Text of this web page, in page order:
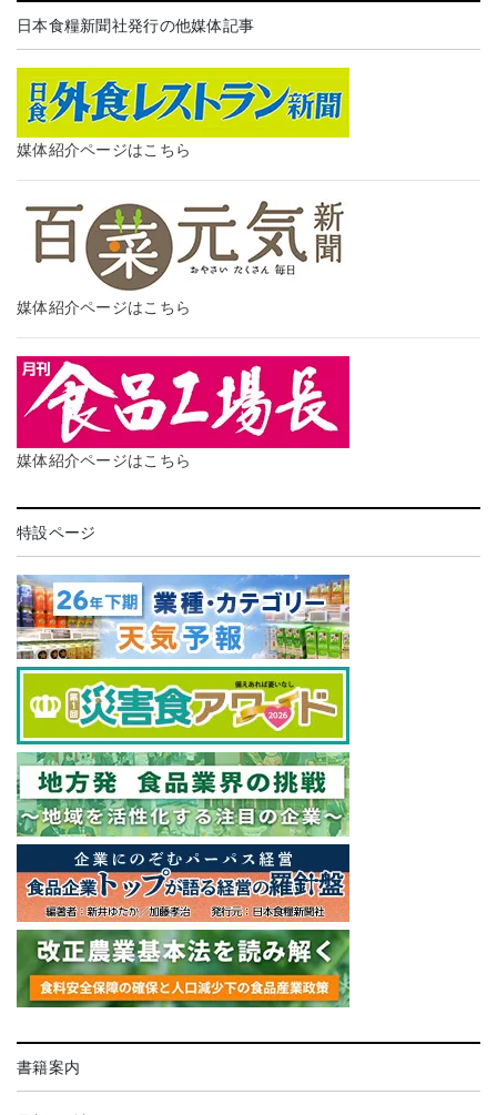
日本食糧新聞社発行の他媒体記事
媒体紹介ページはこちら
媒体紹介ページはこちら
媒体紹介ページはこちら
特設ページ
書籍案内